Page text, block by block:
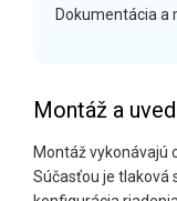
Dokumentácia a
Montáž a
Montáž vykonávajú
Súčasťou je tlaková